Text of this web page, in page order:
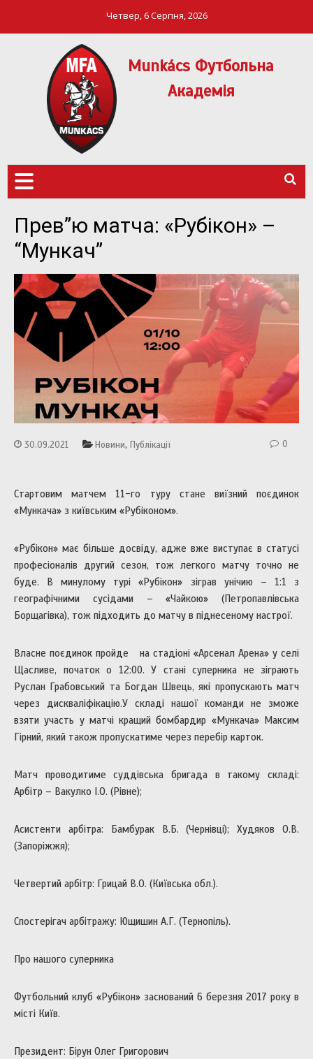
Четвер, 6 Серпня, 2026
Munkács Футбольна
Академія
Прев”ю матча: «Рубікон» –
“Мункач”
30.09.2021 Новини, Публікації 0
Стартовим матчем 11-го туру стане виїзний поєдинок
«Мункача» з київським «Рубіконом».
«Рубікон» має більше досвіду, адже вже виступає в статусі
професіоналів другий сезон, тож легкого матчу точно не
буде. В минулому турі «Рубікон» зіграв унічию – 1:1 з
географічними сусідами – «Чайкою» (Петропавлівська
Борщагівка), тож підходить до матчу в піднесеному настрої.
Власне поєдинок пройде на стадіоні «Арсенал Арена» у селі
Щасливе, початок о 12:00. У стані суперника не зіграють
Руслан Грабовський та Богдан Швець, які пропускають матч
через дискваліфікацію.У складі нашої команди не зможе
взяти участь у матчі кращий бомбардир «Мункача» Максим
Гірний, який також пропускатиме через перебір карток.
Матч проводитиме суддівська бригада в такому складі:
Арбітр – Вакулко І.О. (Рівне);
Асистенти арбітра: Бамбурак В.Б. (Чернівці); Худяков О.В.
(Запоріжжя);
Четвертий арбітр: Грицай В.О. (Київська обл.).
Спостерігач арбітражу: Ющишин А.Г. (Тернопіль).
Про нашого суперника
Футбольний клуб «Рубікон» заснований 6 березня 2017 року в
місті Київ.
Президент: Бірун Олег Григорович